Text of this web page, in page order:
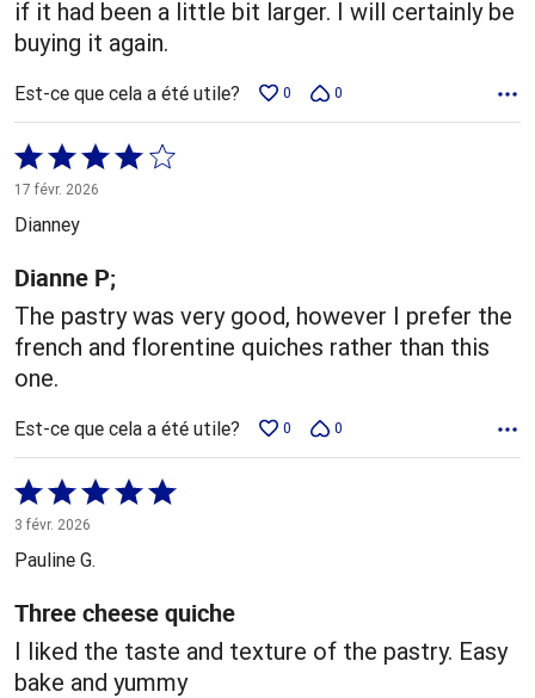
if it had been a little bit larger. I will certainly be
buying it again.
Est-ce que cela a été utile? 0 0
Coté
4 sur
5
17 févr. 2026
Dianney
Dianne P;
The pastry was very good, however I prefer the
french and florentine quiches rather than this
one.
Est-ce que cela a été utile? 0 0
Coté
5 sur
5
3 févr. 2026
Pauline G.
Three cheese quiche
I liked the taste and texture of the pastry. Easy
bake and yummy